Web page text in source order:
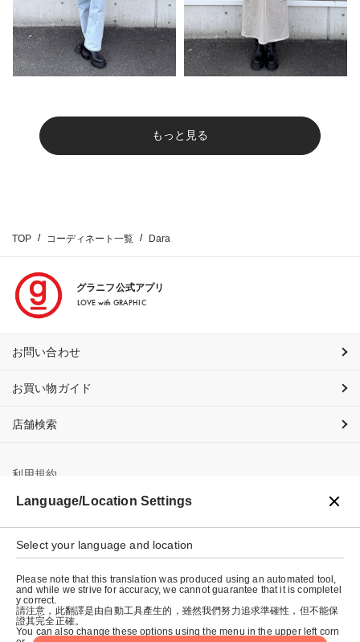
もっと見る
TOP コーディネート一覧 Dara
グラニフ公式アプリ
LOVE with GRAPHIC
お問い合わせ
お買い物ガイド
店舗検索
利用規約
プライバシーポリシー
特定商取引法に基づく表示
会社概要
Language/Location Settings
Select your language and location
Please note that this translation was produced using an automated tool,
and while we strive for accuracy, we cannot guarantee that it is completel
y correct.
請注意，此翻譯是由自動工具產生的，雖然我們努力追求準確性，但不能保
證其完全正確。
You can also change these options using the menu in the upper left corn